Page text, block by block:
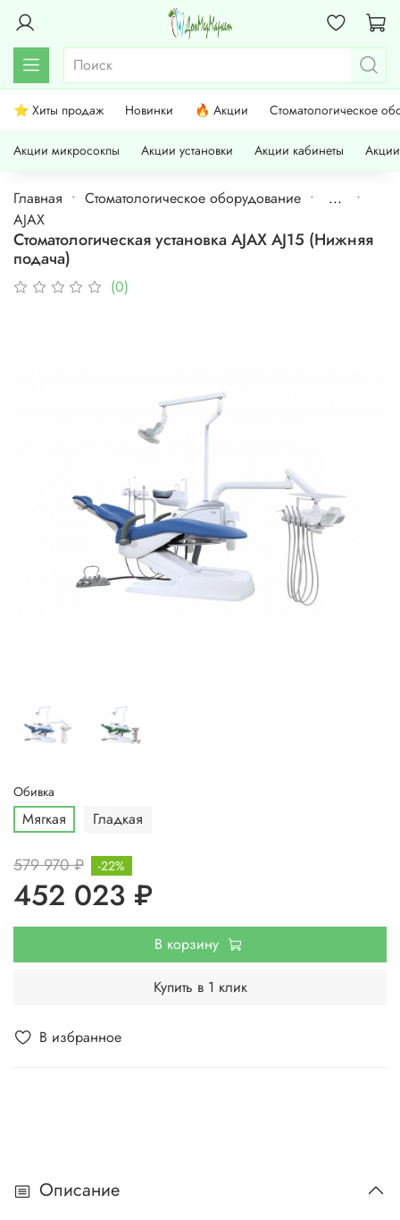
⭐ Хиты продаж Новинки 🔥 Акции Стоматологическое
Акции микросокпы Акции установки Акции кабинеты
Главная Стоматологическое оборудование
...
AJAX
Стоматологическая установка AJAX AJ15 (Нижняя
подача)
(0)
В избранное
Обивка
Мягкая Гладкая
579 970 ₽
452 023 ₽
-22%
В корзину
Купить в 1 клик
Описание